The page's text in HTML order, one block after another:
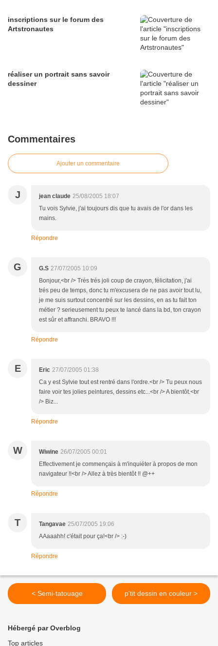
inscriptions sur le forum des
Artstronautes
réaliser un portrait sans savoir
dessiner
Commentaires
Ajouter un commentaire
J jean claude 25/08/2005 18:07
Tu vois Sylvie, j'ai toujours dis que tu avais de l'or dans les
mains.
Répondre
G G.S 27/07/2005 10:09
Bonjour,<br /> Trés trés joli coup de crayon, félicitation, j'ai
trés peu de temps, donc tu m'excusera de ne pas avoir tout lu,
je me suis surtout concentré sur les dessins, en as tu fait ton
métier ? serieusement tu peux te lancé dans la bd, ton crayon
est sûr et affranchi. BRAVO !!!
Répondre
E Eric 27/07/2005 01:38
Ca y est Sylvie tout est rentré dans l'ordre.<br /> Tu peux nous
faire voir tes jolies peintures, dessins etc...<br /> A bientôt.<br
/> Biz...
Répondre
W Wiwine 26/07/2005 00:01
Effectivement je commençais à m'inquiéter à propos de mon
navigateur !!<br /> Allez à très bientôt !! @++
Répondre
T Tangavae 25/07/2005 19:06
AAaaahh! c'était pour ça!<br /> :-)
Répondre
< Semi-tatouage p'tit dessin en couleur >
Hébergé par Overblog
Top articles